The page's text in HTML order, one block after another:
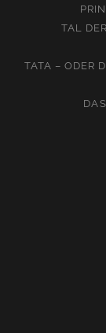
TAL
TATA – ODER